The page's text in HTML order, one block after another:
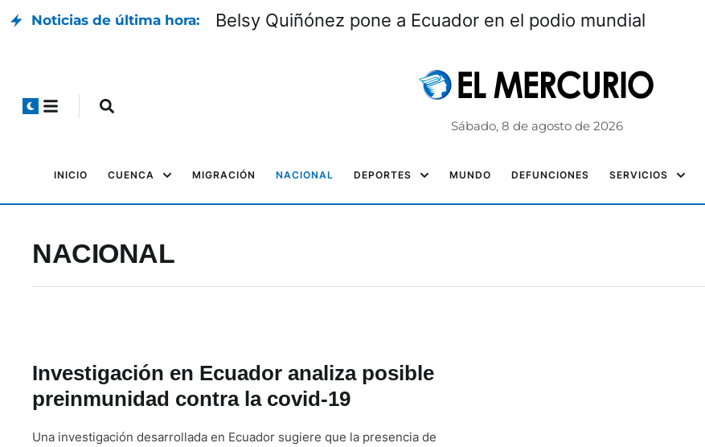
Noticias de última hora: Belsy Quiñónez pone a Ecuador en el podio mundial
Sábado, 8 de agosto de 2026
INICIO CUENCA MIGRACIÓN NACIONAL DEPORTES MUNDO DEFUNCIONES SERVICIOS
NACIONAL
Investigación en Ecuador analiza posible
preinmunidad contra la covid-19
Una investigación desarrollada en Ecuador sugiere que la presencia de